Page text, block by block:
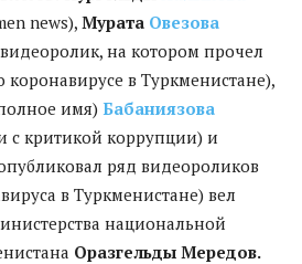
news), Мурата Овезова
на котором прочел
коронавирусе в Туркменистане),
имя) Бабаниязова
с критикой коррупции) и
ряд видеороликов
в Туркменистане) вел
национальной
Оразгельды Мередов.